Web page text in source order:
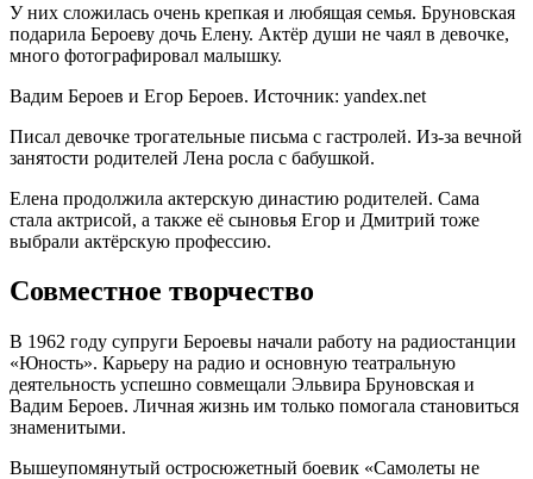
У них сложилась очень крепкая и любящая семья. Бруновская
подарила Бероеву дочь Елену. Актёр души не чаял в девочке,
много фотографировал малышку.
Вадим Бероев и Егор Бероев. Источник: yandex.net
Писал девочке трогательные письма с гастролей. Из-за вечной
занятости родителей Лена росла с бабушкой.
Елена продолжила актерскую династию родителей. Сама
стала актрисой, а также её сыновья Егор и Дмитрий тоже
выбрали актёрскую профессию.
Совместное творчество
В 1962 году супруги Бероевы начали работу на радиостанции
«Юность». Карьеру на радио и основную театральную
деятельность успешно совмещали Эльвира Бруновская и
Вадим Бероев. Личная жизнь им только помогала становиться
знаменитыми.
Вышеупомянутый остросюжетный боевик «Самолеты не